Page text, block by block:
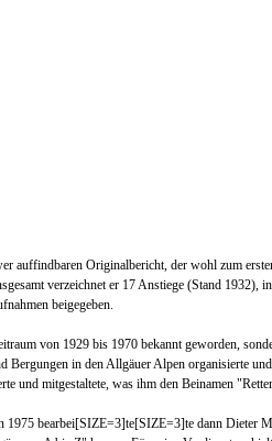
auffindbaren Originalbericht, der wohl zum
verzeichnet er 17 Anstiege (Stand 1932),
beigegeben.
von 1929 bis 1970 bekannt geworden,
Bergungen in den Allgäuer Alpen organisierte
und mitgestaltete, was ihm den Beinamen
bearbei[SIZE=3]te[SIZE=3]te dann Dieter